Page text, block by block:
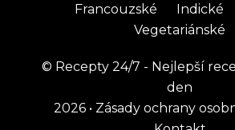
Francouzské
Indické
Vegetariánské
© Recepty 24/7 - Nejlepší
den
2026 • Zásady ochrany